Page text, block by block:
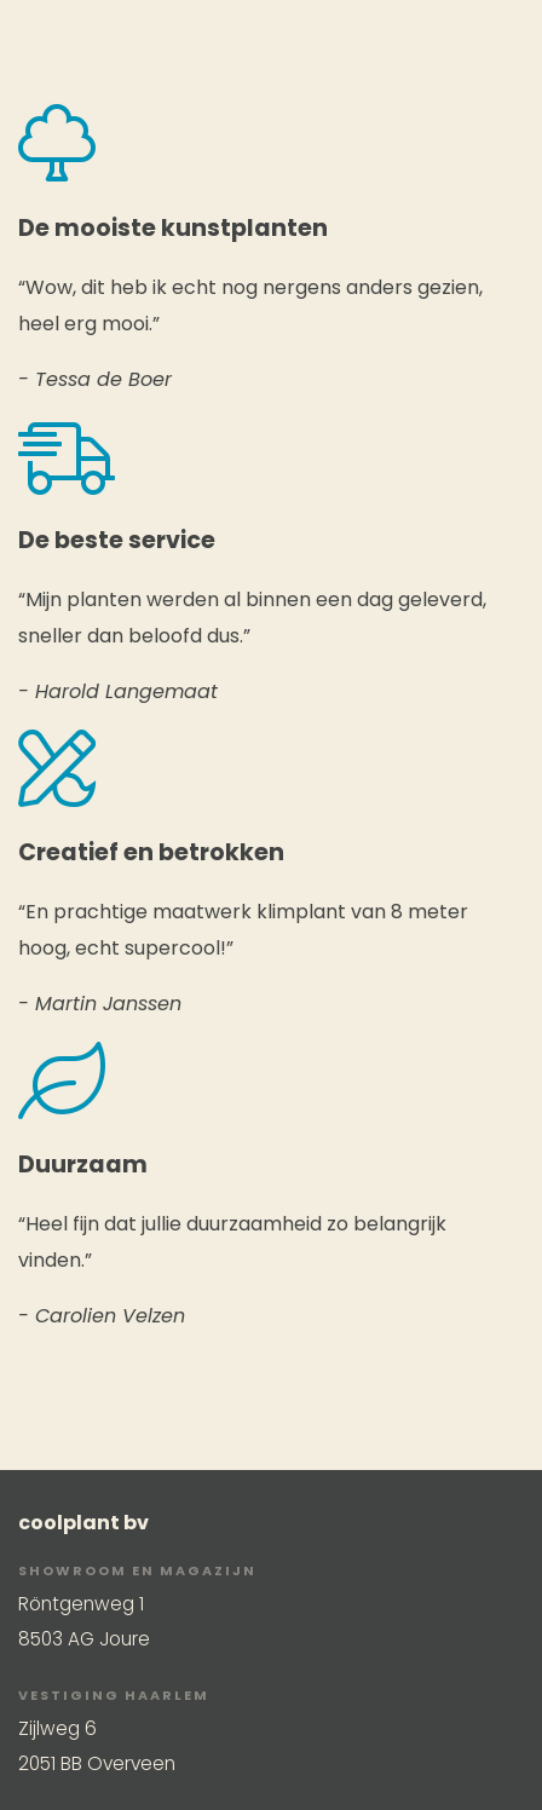
De mooiste kunstplanten
“Wow, dit heb ik echt nog nergens anders gezien,
heel erg mooi.”
- Tessa de Boer
De beste service
“Mijn planten werden al binnen een dag geleverd,
sneller dan beloofd dus.”
- Harold Langemaat
Creatief en betrokken
“En prachtige maatwerk klimplant van 8 meter
hoog, echt supercool!”
- Martin Janssen
Duurzaam
“Heel fijn dat jullie duurzaamheid zo belangrijk
vinden.”
- Carolien Velzen
coolplant bv
SHOWROOM EN MAGAZIJN
Röntgenweg 1
8503 AG Joure
VESTIGING HAARLEM
Zijlweg 6
2051 BB Overveen